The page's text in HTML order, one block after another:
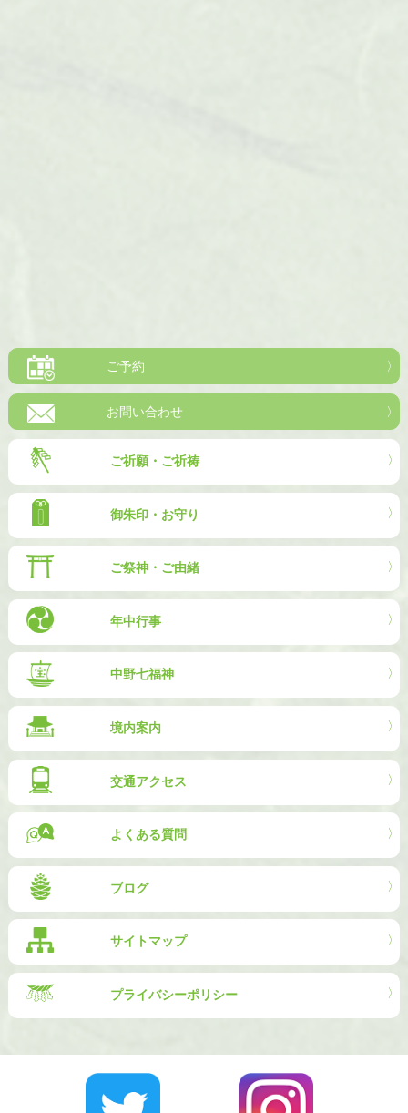
ご予約
お問い合わせ
ご祈願・ご祈祷
御朱印・お守り
ご祭神・ご由緒
年中行事
中野七福神
境内案内
交通アクセス
よくある質問
ブログ
サイトマップ
プライバシーポリシー